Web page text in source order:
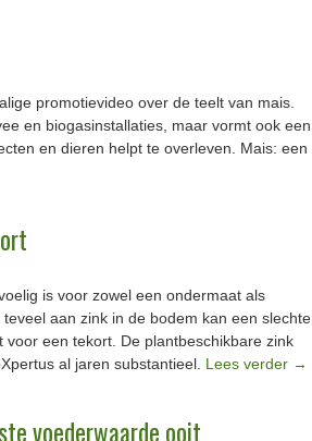
promotievideo over de teelt van mais.
en biogasinstallaties, maar vormt ook een
en dieren helpt te overleven. Mais: een
is voor zowel een ondermaat als
aan zink in de bodem kan een slechte
een tekort. De plantbeschikbare zink
al jaren substantieel. Lees verder →
voederwaarde ooit